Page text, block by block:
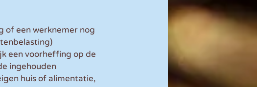
of een werknemer nog
een voorheffing op de
ingehouden
huis of alimentatie,